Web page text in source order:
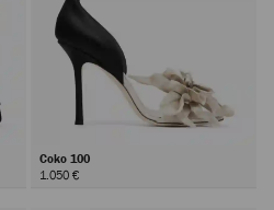
Coko 100
1.050 €